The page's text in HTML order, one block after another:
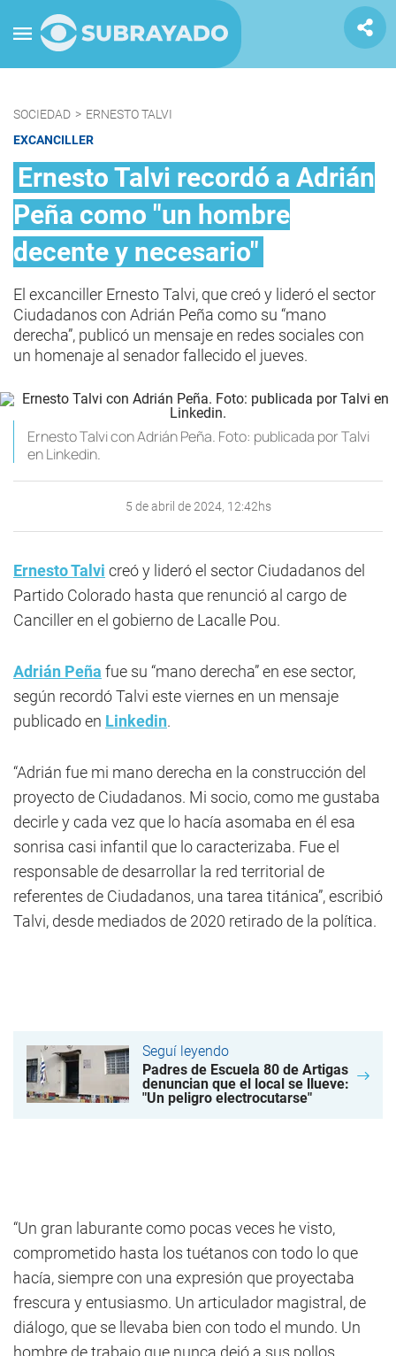
SOCIEDAD > ERNESTO TALVI
EXCANCILLER
Ernesto Talvi recordó a Adrián
Peña como "un hombre
decente y necesario"
El excanciller Ernesto Talvi, que creó y lideró el sector
Ciudadanos con Adrián Peña como su “mano
derecha”, publicó un mensaje en redes sociales con
un homenaje al senador fallecido el jueves.
Ernesto Talvi con Adrián Peña. Foto: publicada por Talvi
en Linkedin.
5 de abril de 2024, 12:42hs
Ernesto Talvi creó y lideró el sector Ciudadanos del
Partido Colorado hasta que renunció al cargo de
Canciller en el gobierno de Lacalle Pou.
Adrián Peña fue su “mano derecha” en ese sector,
según recordó Talvi este viernes en un mensaje
publicado en Linkedin.
“Adrián fue mi mano derecha en la construcción del
proyecto de Ciudadanos. Mi socio, como me gustaba
decirle y cada vez que lo hacía asomaba en él esa
sonrisa casi infantil que lo caracterizaba. Fue el
responsable de desarrollar la red territorial de
referentes de Ciudadanos, una tarea titánica”, escribió
Talvi, desde mediados de 2020 retirado de la política.
Seguí leyendo
Padres de Escuela 80 de Artigas
denuncian que el local se llueve:
"Un peligro electrocutarse"
“Un gran laburante como pocas veces he visto,
comprometido hasta los tuétanos con todo lo que
hacía, siempre con una expresión que proyectaba
frescura y entusiasmo. Un articulador magistral, de
diálogo, que se llevaba bien con todo el mundo. Un
hombre de trabajo que nunca dejó a sus pollos